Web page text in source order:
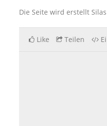
Die Seite wird erstellt
Like Teilen